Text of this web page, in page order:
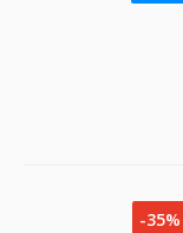
-35%